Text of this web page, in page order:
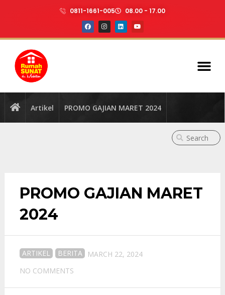
0811-1661-005 08.00 - 17.00
Artikel PROMO GAJIAN MARET 2024
PROMO GAJIAN MARET
2024
MARCH 22, 2024
ARTIKEL
BERITA
NO COMMENTS